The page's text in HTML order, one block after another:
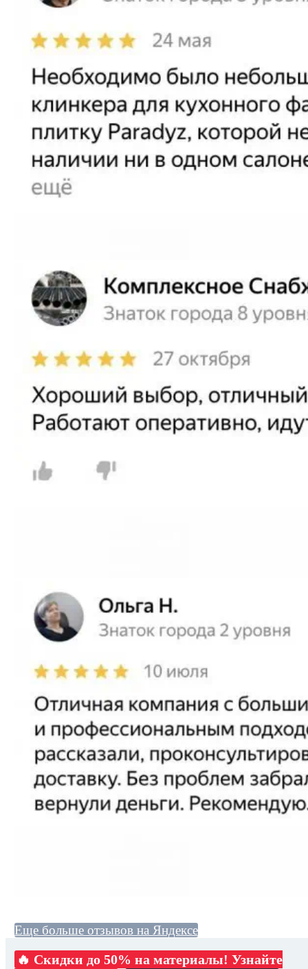
Еще больше отзывов на Яндексе
🔥 Скидки до 50% на материалы! Узнайте